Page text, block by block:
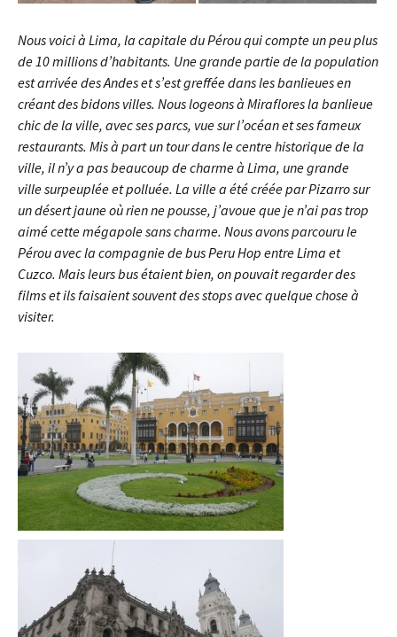
Nous voici à Lima, la capitale du Pérou qui compte un peu plus
de 10 millions d’habitants. Une grande partie de la population
est arrivée des Andes et s’est greffée dans les banlieues en
créant des bidons villes. Nous logeons à Miraflores la banlieue
chic de la ville, avec ses parcs, vue sur l’océan et ses fameux
restaurants. Mis à part un tour dans le centre historique de la
ville, il n’y a pas beaucoup de charme à Lima, une grande
villesurpeuplée et polluée. La ville a été créée par Pizarro sur
un désert jaune où rien ne pousse, j’avoue que je n’ai pas trop
aimé cette mégapole sans charme. Nous avons parcouru le
Pérou avec la compagnie de bus Peru Hop entre Lima et
Cuzco. Mais leurs bus étaient bien, on pouvait regarder des
films et ils faisaient souvent des stops avec quelque chose à
visiter.